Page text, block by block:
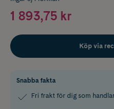
1 893,75 kr
Köp via
Snabba fakta
Fri frakt för dig som